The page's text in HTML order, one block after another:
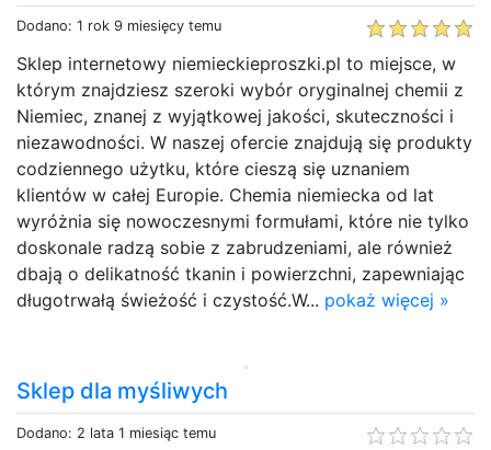
Dodano: 1 rok 9 miesięcy temu
Sklep internetowy niemieckieproszki.pl to miejsce, w
którym znajdziesz szeroki wybór oryginalnej chemii z
Niemiec, znanej z wyjątkowej jakości, skuteczności i
niezawodności. W naszej ofercie znajdują się produkty
codziennego użytku, które cieszą się uznaniem
klientów w całej Europie. Chemia niemiecka od lat
wyróżnia się nowoczesnymi formułami, które nie tylko
doskonale radzą sobie z zabrudzeniami, ale również
dbają o delikatność tkanin i powierzchni, zapewniając
długotrwałą świeżość i czystość.W... pokaż więcej »
Sklep dla myśliwych
Dodano: 2 lata 1 miesiąc temu